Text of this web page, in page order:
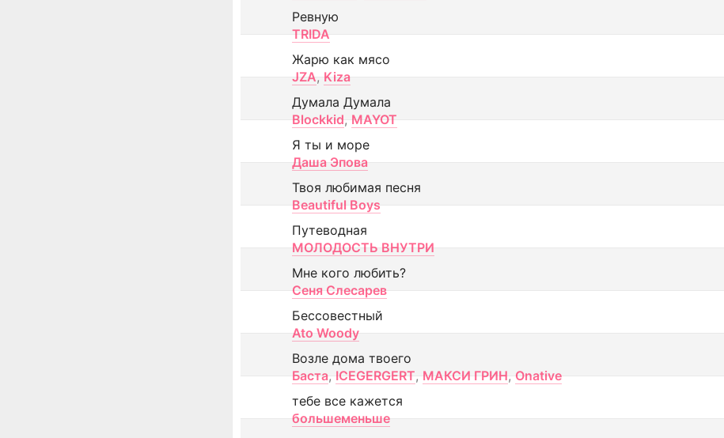
Ревную
TRIDA
Жарю как мясо
JZA, Kiza
Думала Думала
Blockkid, MAYOT
Я ты и море
Даша Эпова
Твоя любимая песня
Beautiful Boys
Путеводная
МОЛОДОСТЬ ВНУТРИ
Мне кого любить?
Сеня Слесарев
Бессовестный
Ato Woody
Возле дома твоего
Баста, ICEGERGERT, МАКСИ ГРИН, Onative
тебе все кажется
большеменьше